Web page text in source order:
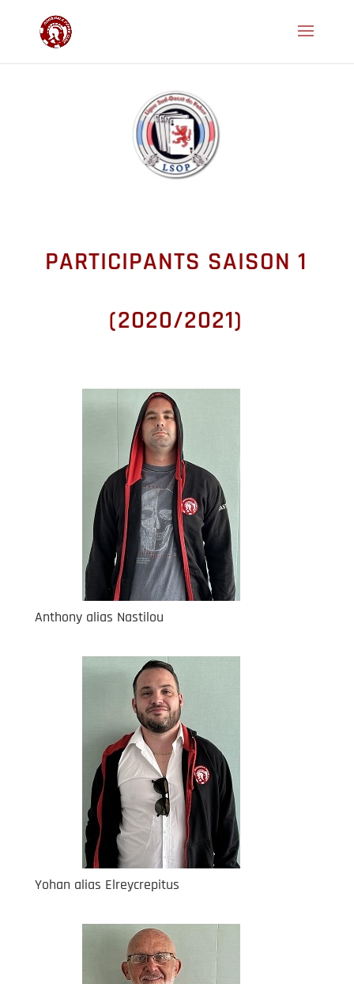
PARTICIPANTS SAISON 1
(2020/2021)
Anthony alias Nastilou
Yohan alias Elreycrepitus